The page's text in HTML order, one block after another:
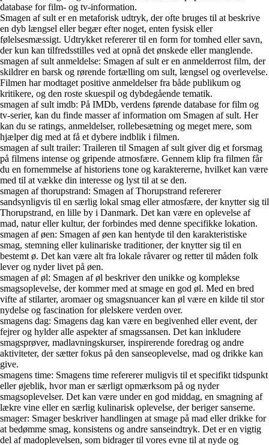
database for film- og tv-information.
Smagen af sult er en metaforisk udtryk, der ofte bruges til at beskrive
en dyb længsel eller begær efter noget, enten fysisk eller
følelsesmæssigt. Udtrykket refererer til en form for tomhed eller savn,
der kun kan tilfredsstilles ved at opnå det ønskede eller manglende.
smagen af sult anmeldelse: Smagen af sult er en anmelderrost film, der
skildrer en barsk og rørende fortælling om sult, længsel og overlevelse.
Filmen har modtaget positive anmeldelser fra både publikum og
kritikere, og den roste skuespil og dybdegående tematik.
smagen af sult imdb: På IMDb, verdens førende database for film og
tv-serier, kan du finde masser af information om Smagen af sult. Her
kan du se ratings, anmeldelser, rollebesætning og meget mere, som
hjælper dig med at få et dybere indblik i filmen.
smagen af sult trailer: Traileren til Smagen af sult giver dig et forsmag
på filmens intense og gripende atmosfære. Gennem klip fra filmen får
du en fornemmelse af historiens tone og karaktererne, hvilket kan være
med til at vække din interesse og lyst til at se den.
smagen af thorupstrand: Smagen af Thorupstrand refererer
sandsynligvis til en særlig lokal smag eller atmosfære, der knytter sig til
Thorupstrand, en lille by i Danmark. Det kan være en oplevelse af
mad, natur eller kultur, der forbindes med denne specifikke lokation.
smagen af øen: Smagen af øen kan hentyde til den karakteristiske
smag, stemning eller kulinariske traditioner, der knytter sig til en
bestemt ø. Det kan være alt fra lokale råvarer og retter til måden folk
lever og nyder livet på øen.
smagen af øl: Smagen af øl beskriver den unikke og komplekse
smagsoplevelse, der kommer med at smage en god øl. Med en bred
vifte af stilarter, aromaer og smagsnuancer kan øl være en kilde til stor
nydelse og fascination for ølelskere verden over.
smagens dag: Smagens dag kan være en begivenhed eller event, der
fejrer og hylder alle aspekter af smagssansen. Det kan inkludere
smagsprøver, madlavningskurser, inspirerende foredrag og andre
aktiviteter, der sætter fokus på den sanseoplevelse, mad og drikke kan
give.
smagens time: Smagens time refererer muligvis til et specifikt tidspunkt
eller øjeblik, hvor man er særligt opmærksom på og nyder
smagsoplevelser. Det kan være under en god middag, en smagning af
lækre vine eller en særlig kulinarisk oplevelse, der beriger sanserne.
smager: Smager beskriver handlingen at smage på mad eller drikke for
at bedømme smag, konsistens og andre sanseindtryk. Det er en vigtig
del af madoplevelsen, som bidrager til vores evne til at nyde og